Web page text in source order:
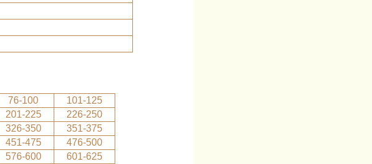
76-100
101-125
201-225
226-250
326-350
351-375
451-475
476-500
576-600
601-625